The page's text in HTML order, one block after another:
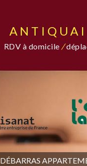
RDV à domicile /
DÉBARRAS